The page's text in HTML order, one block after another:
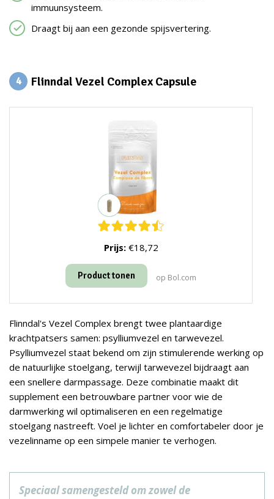
immuunsysteem.
Draagt bij aan een gezonde spijsvertering.
4 Flinndal Vezel Complex Capsule
Prijs:€18,72
Product tonen op Bol.com
Flinndal's Vezel Complex brengt twee plantaardige
krachtpatsers samen: psylliumvezel en tarwevezel.
Psylliumvezel staat bekend om zijn stimulerende werking op
de natuurlijke stoelgang, terwijl tarwevezel bijdraagt aan
een snellere darmpassage. Deze combinatie maakt dit
supplement een betrouwbare partner voor wie de
darmwerking wil optimaliseren en een regelmatige
stoelgang nastreeft. Voel je lichter en comfortabeler door je
vezelinname op een simpele manier te verhogen.
Speciaal samengesteld om zowel de